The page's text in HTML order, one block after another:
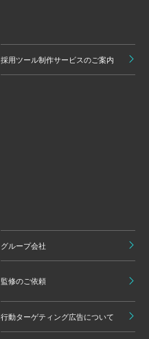
採用ツール制作サービスのご案内
グループ会社
監修のご依頼
行動ターゲティング広告について